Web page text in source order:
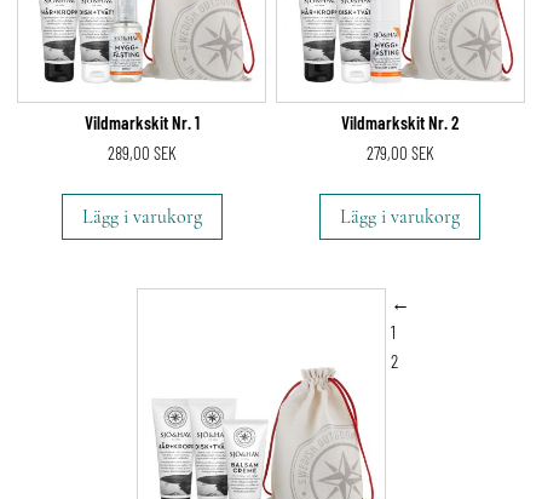
Vildmarkskit Nr. 1
289,00 SEK
Lägg i varukorg
Vildmarkskit Nr. 2
279,00 SEK
Lägg i varukorg
←
1
2